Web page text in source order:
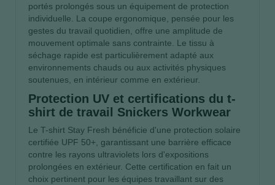
portés prolongés sous un équipement de protection
individuelle. La coupe ergonomique, pensée pour les
gestes du travail quotidien, offre une amplitude de
mouvement optimale sans contrainte. Le tissu à
séchage rapide est particulièrement adapté aux
environnements chauds ou aux activités physiques
soutenues, en intérieur comme en extérieur.
Protection UV et certifications du t-
shirt de travail Snickers Workwear
Le T-shirt Stay Fresh bénéficie d'une protection solaire
certifiée UPF 50+, garantissant une barrière efficace
contre les rayons ultraviolets lors d'expositions
prolongées en extérieur. Cette certification en fait un
choix pertinent pour les équipes travaillant sur des